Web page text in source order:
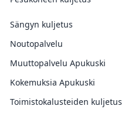
Sängyn kuljetus
Noutopalvelu
Muuttopalvelu Apukuski
Kokemuksia Apukuski
Toimistokalusteiden kuljetus